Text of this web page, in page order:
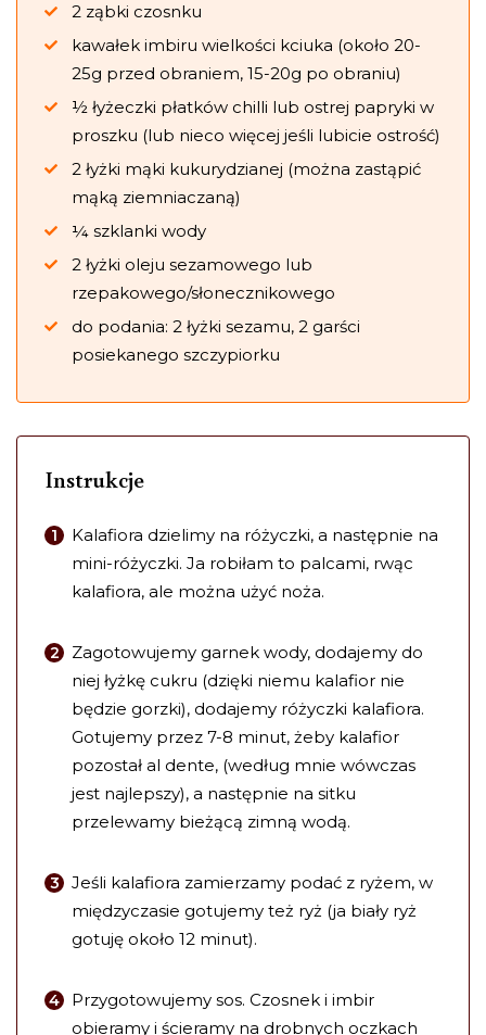
2 ząbki czosnku
kawałek imbiru wielkości kciuka (około 20-
25g przed obraniem, 15-20g po obraniu)
½ łyżeczki płatków chilli lub ostrej papryki w
proszku (lub nieco więcej jeśli lubicie ostrość)
2 łyżki mąki kukurydzianej (można zastąpić
mąką ziemniaczaną)
¼ szklanki wody
2 łyżki oleju sezamowego lub
rzepakowego/słonecznikowego
do podania: 2 łyżki sezamu, 2 garści
posiekanego szczypiorku
Instrukcje
Kalafiora dzielimy na różyczki, a następnie na
mini-różyczki. Ja robiłam to palcami, rwąc
kalafiora, ale można użyć noża.
Zagotowujemy garnek wody, dodajemy do
niej łyżkę cukru (dzięki niemu kalafior nie
będzie gorzki), dodajemy różyczki kalafiora.
Gotujemy przez 7-8 minut, żeby kalafior
pozostał al dente, (według mnie wówczas
jest najlepszy), a następnie na sitku
przelewamy bieżącą zimną wodą.
Jeśli kalafiora zamierzamy podać z ryżem, w
międzyczasie gotujemy też ryż (ja biały ryż
gotuję około 12 minut).
Przygotowujemy sos. Czosnek i imbir
obieramy i ścieramy na drobnych oczkach